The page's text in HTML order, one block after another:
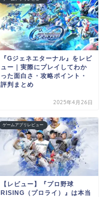
『Gジェネエターナル』をレビ
ュー｜実際にプレイしてわか
った面白さ・攻略ポイント・
評判まとめ
2025年4月26日
ゲームアプリレビュー
【レビュー】『プロ野球
RISING（プロライ）』は本当